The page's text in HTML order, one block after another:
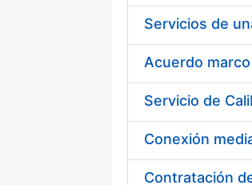
Acuerdo